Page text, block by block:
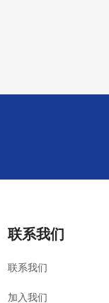
联系我们
联系我们
加入我们